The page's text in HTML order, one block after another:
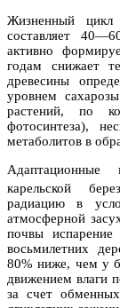
Жизненный цикл
составляет
активно
годам снижает
древесины
уровнем
растений, по
фотосинтеза),
метаболитов в
карельской
радиацию в
атмосферной
почвы
восьмилетних
80% ниже, чем у
движением влаги
за счет